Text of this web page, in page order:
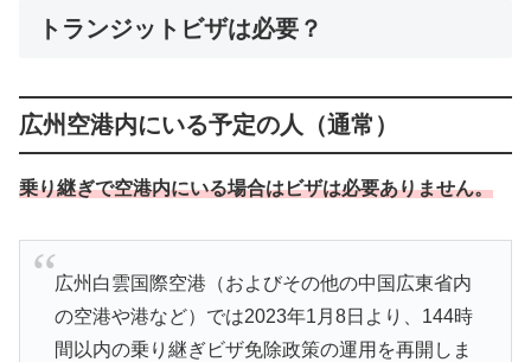
トランジットビザは必要？
広州空港内にいる予定の人（通常）
乗り継ぎで空港内にいる場合はビザは必要ありません。
広州白雲国際空港（およびその他の中国広東省内
の空港や港など）では2023年1月8日より、144時
間以内の乗り継ぎビザ免除政策の運用を再開しま